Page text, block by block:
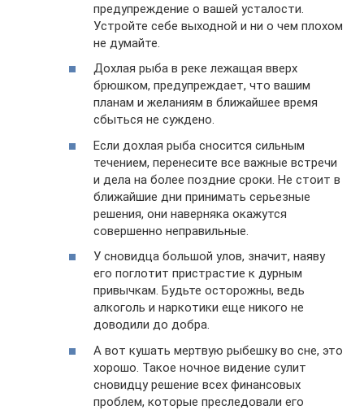
предупреждение о вашей усталости.
Устройте себе выходной и ни о чем плохом
не думайте.
Дохлая рыба в реке лежащая вверх
брюшком, предупреждает, что вашим
планам и желаниям в ближайшее время
сбыться не суждено.
Если дохлая рыба сносится сильным
течением, перенесите все важные встречи
и дела на более поздние сроки. Не стоит в
ближайшие дни принимать серьезные
решения, они наверняка окажутся
совершенно неправильные.
У сновидца большой улов, значит, наяву
его поглотит пристрастие к дурным
привычкам. Будьте осторожны, ведь
алкоголь и наркотики еще никого не
доводили до добра.
А вот кушать мертвую рыбешку во сне, это
хорошо. Такое ночное видение сулит
сновидцу решение всех финансовых
проблем, которые преследовали его